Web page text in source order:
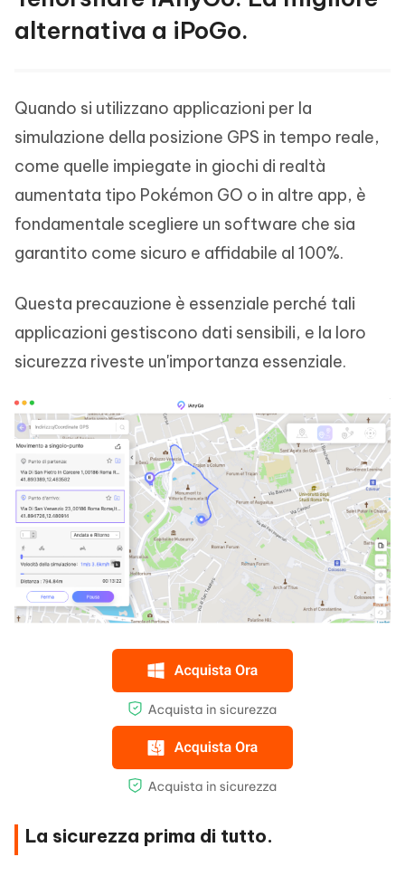
alternativa a iPoGo.
Quando si utilizzano applicazioni per la
simulazione della posizione GPS in tempo reale,
come quelle impiegate in giochi di realtà
aumentata tipo Pokémon GO o in altre app, è
fondamentale scegliere un software che sia
garantito come sicuro e affidabile al 100%.
Questa precauzione è essenziale perché tali
applicazioni gestiscono dati sensibili, e la loro
sicurezza riveste un'importanza essenziale.
La sicurezza prima di tutto.